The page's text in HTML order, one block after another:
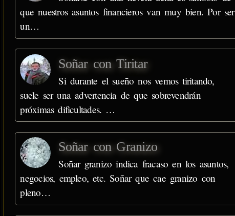
que nuestros asuntos financieros van muy bien. Por ser
un…
Soñar con Tiritar
Si durante el sueño nos vemos tiritando,
suele ser una advertencia de que sobrevendrán
próximas dificultades. …
Soñar con Granizo
Soñar granizo indica fracaso en los asuntos,
negocios, empleo, etc. Soñar que cae granizo con
pleno…